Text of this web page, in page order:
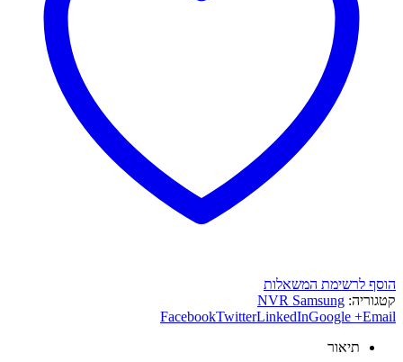
הוסף לרשימת המשאלות
קטגוריה: NVR Samsung
FacebookTwitterLinkedInGoogle +Email
תיאור